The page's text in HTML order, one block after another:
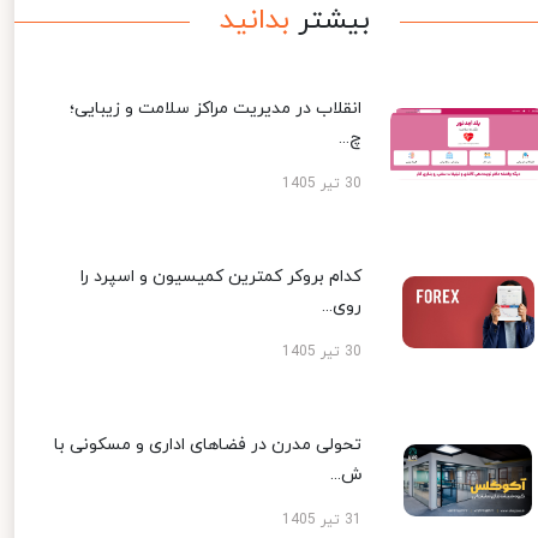
بیشتر بدانید
انقلاب در مدیریت مراکز سلامت و زیبایی؛
چ...
30 تیر 1405
کدام بروکر کمترین کمیسیون و اسپرد را
روی...
30 تیر 1405
تحولی مدرن در فضاهای اداری و مسکونی با
ش...